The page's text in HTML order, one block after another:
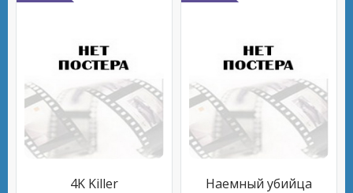
4K Killer Наемный убийца